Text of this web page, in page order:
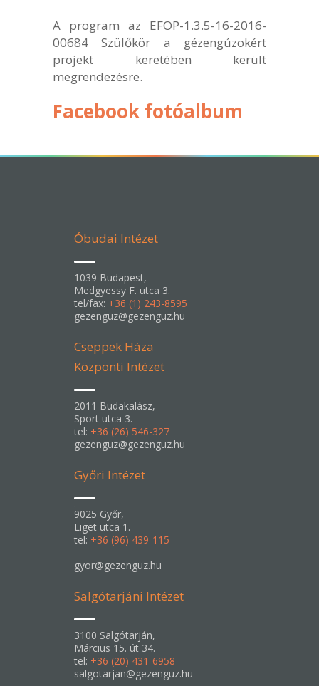
A program az EFOP-1.3.5-16-2016-
00684 Szülőkör a gézengúzokért
projekt keretében került
megrendezésre.
Facebook fotóalbum
Óbudai Intézet
1039 Budapest,
Medgyessy F. utca 3.
tel/fax: +36 (1) 243-8595
gezenguz@gezenguz.hu
Cseppek Háza
Központi Intézet
2011 Budakalász,
Sport utca 3.
tel: +36 (26) 546-327
gezenguz@gezenguz.hu
Győri Intézet
9025 Győr,
Liget utca 1.
tel: +36 (96) 439-115
gyor@gezenguz.hu
Salgótarjáni Intézet
3100 Salgótarján,
Március 15. út 34.
tel: +36 (20) 431-6958
salgotarjan@gezenguz.hu